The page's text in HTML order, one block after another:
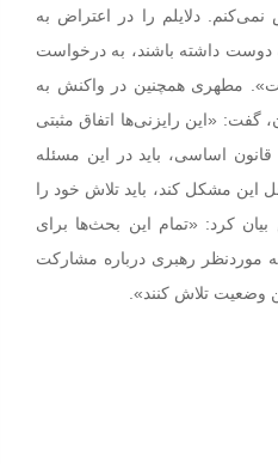
دلایلم را در اعتراض به
دوست داشته‌ باشند، به درخواست
مطهری همچنین در واکنش به
گفت: «این رایزنی‌ها اتفاق مثبتی
است و شخص رئیس‌جمهور به‌عنوان مسئول اجرای قانون، طبق اصل ۱۱۳ قانون اساسی، باید در این مسئله
این مشکل کند، باید تلاش خود را
بیان کرد: «تمام این بحث‌ها برای
موردنظر رهبری درباره مشارکت
وضعیت تلاش کنند».